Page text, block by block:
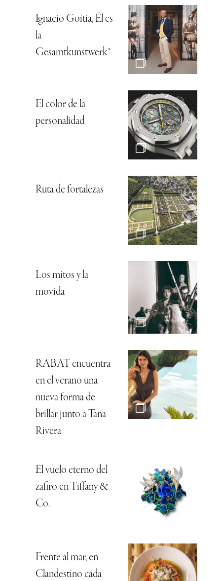
Ignacio Goitia, Él es
la
Gesamtkunstwerk*
El color de la
personalidad
Ruta de fortalezas
Los mitos y la
movida
RABAT encuentra
en el verano una
nueva forma de
brillar junto a Tana
Rivera
El vuelo eterno del
zafiro en Tiffany &
Co.
Frente al mar, en
Clandestino cada